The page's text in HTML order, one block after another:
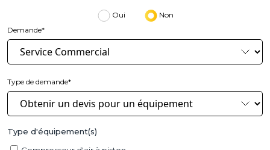
Oui
Non
Demande*
Type de demande*